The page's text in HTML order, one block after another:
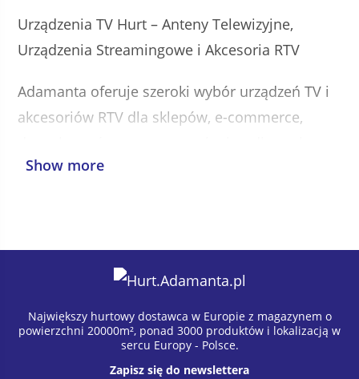
Urządzenia TV Hurt – Anteny Telewizyjne,
Urządzenia Streamingowe i Akcesoria RTV
Adamanta oferuje szeroki wybór urządzeń TV i
akcesoriów RTV dla sklepów, e-commerce,
całej Europie. Kategoria Urządzenia TV
rozwiązania poprawiające komfort korzystania z
domowej rozrywki.
Jako europejski dostawca hurtowy z
magazynem w Polsce zapewniamy
konkurencyjne ceny hurtowe, stabilną
Show more
Największy hurtowy dostawca w Europie z magazynem o
powierzchni 20000m², ponad 3000 produktów i lokalizacją w
sercu Europy - Polsce.
Zapisz się do newslettera